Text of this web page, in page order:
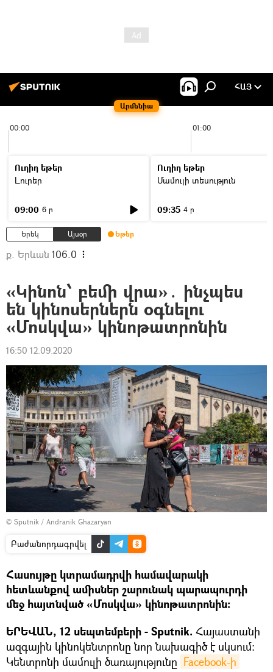
Արմենիա
ՀԱՅ
00:00 01:00
Ուղիղ եթեր
Լուրեր
09:00 6 ր
Ուղիղ եթեր
Մամուլի տեսություն
09:35 4 ր
Երեկ Այսօր Եթեր
ք. Երևան 106.0
«Կինոն՝ բեմի վրա»․ ինչպես
են կինոսերներն օգնելու
«Մոսկվա» կինոթատրոնին
16:50 12.09.2020
© Sputnik / Andranik Ghazaryan
Բաժանորդագրվել
Հասույթը կտրամադրվի համավարակի
հետևանքով ամիսներ շարունակ պարապուրդի
մեջ հայտնված «Մոսկվա» կինոթատրոնին:
ԵՐԵՎԱՆ, 12 սեպտեմբերի - Sputnik. Հայաստանի
ազգային կինոկենտրոնը նոր նախագիծ է սկսում։
Կենտրոնի մամուլի ծառայությունը Facebook-ի